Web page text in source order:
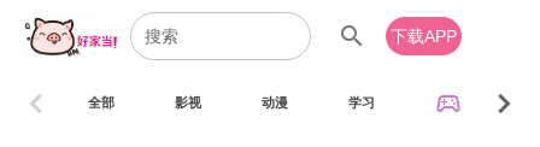
search 下载APP
全部 影视 动漫 学习 sports_esports
chevron_left chevron_right